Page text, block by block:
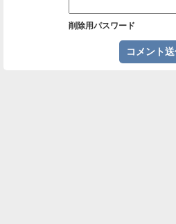
削除用パスワード